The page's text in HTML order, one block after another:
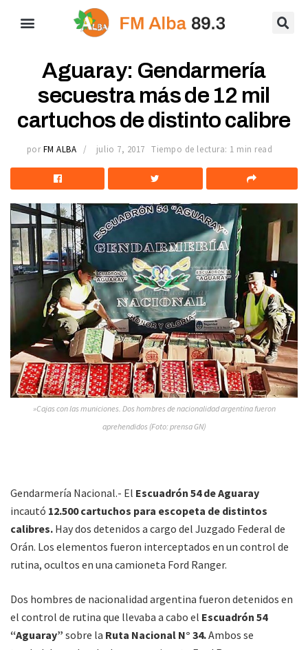
Aguaray: Gendarmería
secuestra más de 12 mil
cartuchos de distinto calibre
por FM ALBA julio 7, 2017 Tiempo de lectura: 1 min read
»Cajas con las municiones. Dos hombres de nacionalidad argentina fueron
aprehendidos (Foto: prensa GN)
Gendarmería Nacional.- El Escuadrón 54 de Aguaray
incautó 12.500 cartuchos para escopeta de distintos
calibres. Hay dos detenidos a cargo del Juzgado Federal de
Orán. Los elementos fueron interceptados en un control de
rutina, ocultos en una camioneta Ford Ranger.
Dos hombres de nacionalidad argentina fueron detenidos en
el control de rutina que llevaba a cabo el Escuadrón 54
“Aguaray” sobre la Ruta Nacional N° 34.Ambos se